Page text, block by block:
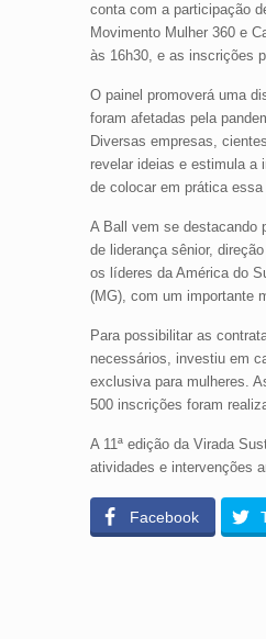
conta com a participação
Movimento Mulher 360 e
às 16h30, e as inscrições
O painel promoverá uma
foram afetadas pela
Diversas empresas,
revelar ideias e estimula a
de colocar em prática
A Ball vem se destacando
de liderança sênior,
os líderes da América do
(MG), com um importante
Para possibilitar as
necessários, investiu em
exclusiva para mulheres.
500 inscrições foram
A 11ª edição da Virada
atividades e intervenções
Facebook